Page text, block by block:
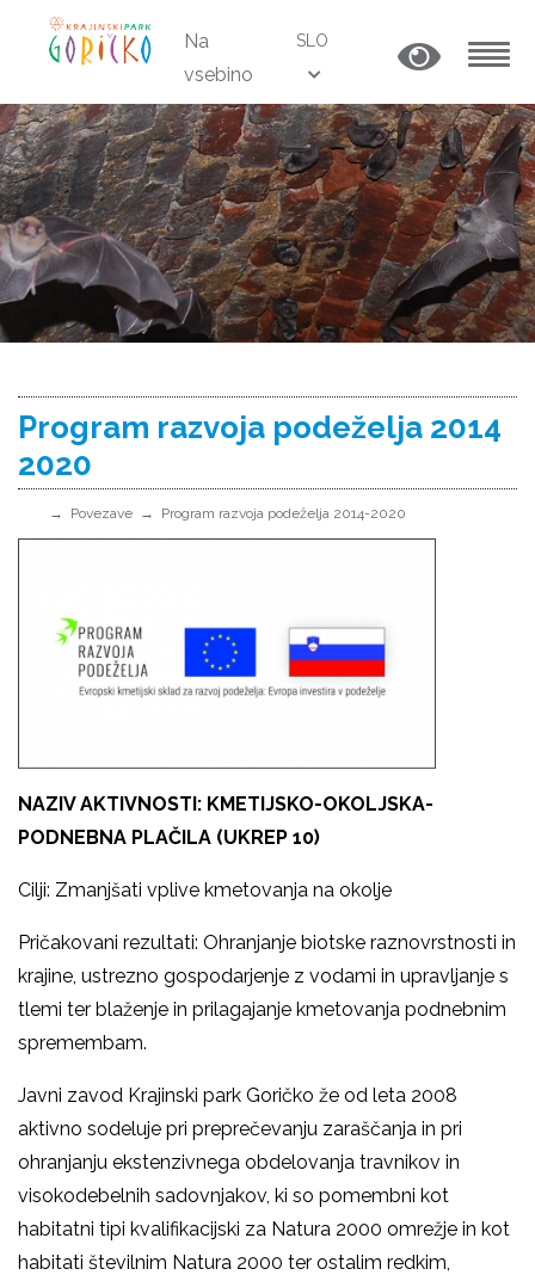
Na
vsebino
SLO
Program razvoja podeželja 2014
2020
Povezave Program razvoja podeželja 2014-2020
NAZIV AKTIVNOSTI: KMETIJSKO-OKOLJSKA-
PODNEBNA PLAČILA (UKREP 10)
Cilji: Zmanjšati vplive kmetovanja na okolje
Pričakovani rezultati: Ohranjanje biotske raznovrstnosti in
krajine, ustrezno gospodarjenje z vodami in upravljanje s
tlemi ter blaženje in prilagajanje kmetovanja podnebnim
spremembam.
Javni zavod Krajinski park Goričko že od leta 2008
aktivno sodeluje pri preprečevanju zaraščanja in pri
ohranjanju ekstenzivnega obdelovanja travnikov in
visokodebelnih sadovnjakov, ki so pomembni kot
habitatni tipi kvalifikacijski za Natura 2000 omrežje in kot
habitati številnim Natura 2000 ter ostalim redkim,